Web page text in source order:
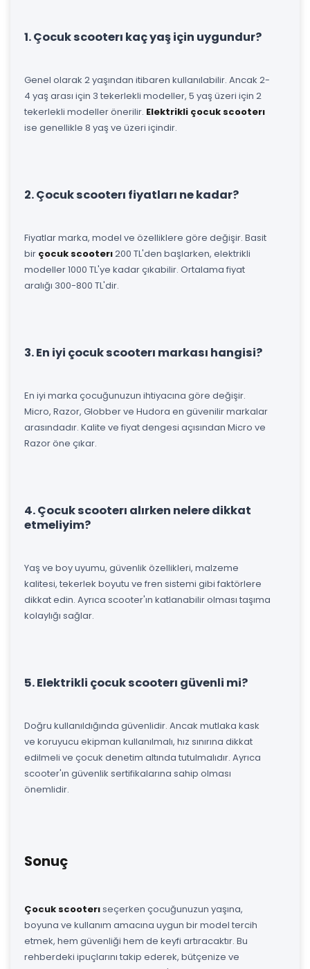
1. Çocuk scooterı kaç yaş için uygundur?
Genel olarak 2 yaşından itibaren kullanılabilir. Ancak 2-
4 yaş arası için 3 tekerlekli modeller, 5 yaş üzeri için 2
tekerlekli modeller önerilir. Elektrikli çocuk scooterı
ise genellikle 8 yaş ve üzeri içindir.
2. Çocuk scooterı fiyatları ne kadar?
Fiyatlar marka, model ve özelliklere göre değişir. Basit
bir çocuk scooterı200 TL'den başlarken, elektrikli
modeller 1000 TL'ye kadar çıkabilir. Ortalama fiyat
aralığı 300-800 TL'dir.
3. En iyi çocuk scooterı markası hangisi?
En iyi marka çocuğunuzun ihtiyacına göre değişir.
Micro, Razor, Globber ve Hudora en güvenilir markalar
arasındadır. Kalite ve fiyat dengesi açısından Micro ve
Razor öne çıkar.
4. Çocuk scooterı alırken nelere dikkat
etmeliyim?
Yaş ve boy uyumu, güvenlik özellikleri, malzeme
kalitesi, tekerlek boyutu ve fren sistemi gibi faktörlere
dikkat edin. Ayrıca scooter'ın katlanabilir olması taşıma
kolaylığı sağlar.
5. Elektrikli çocuk scooterı güvenli mi?
Doğru kullanıldığında güvenlidir. Ancak mutlaka kask
ve koruyucu ekipman kullanılmalı, hız sınırına dikkat
edilmeli ve çocuk denetim altında tutulmalıdır. Ayrıca
scooter'ın güvenlik sertifikalarına sahip olması
önemlidir.
Sonuç
Çocuk scooterıseçerken çocuğunuzun yaşına,
boyuna ve kullanım amacına uygun bir model tercih
etmek, hem güvenliği hem de keyfi artıracaktır. Bu
rehberdeki ipuçlarını takip ederek, bütçenize ve